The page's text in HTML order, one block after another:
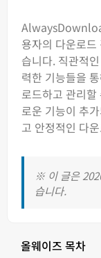
용자의 다운로드
습니다. 직관적
력한 기능들을
로드하고 관리
로운 기능이 추
고 안정적인 다
※ 이 글은
습니다.
올웨이즈 목차